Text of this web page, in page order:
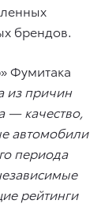
брендов.
Фумитака
из причин
— качество,
автомобили
периода
рейтинги